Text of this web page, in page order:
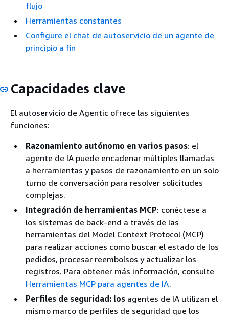
flujo
Herramientas constantes
Configure el chat de autoservicio de un agente de
principio a fin
Capacidades clave
El autoservicio de Agentic ofrece las siguientes
funciones:
Razonamiento autónomo en varios pasos: el
agente de IA puede encadenar múltiples llamadas
a herramientas y pasos de razonamiento en un solo
turno de conversación para resolver solicitudes
complejas.
Integración de herramientas MCP: conéctese a
los sistemas de back-end a través de las
herramientas del Model Context Protocol (MCP)
para realizar acciones como buscar el estado de los
pedidos, procesar reembolsos y actualizar los
registros. Para obtener más información, consulte
Herramientas MCP para agentes de IA.
Perfiles de seguridad: los agentes de IA utilizan el
mismo marco de perfiles de seguridad que los